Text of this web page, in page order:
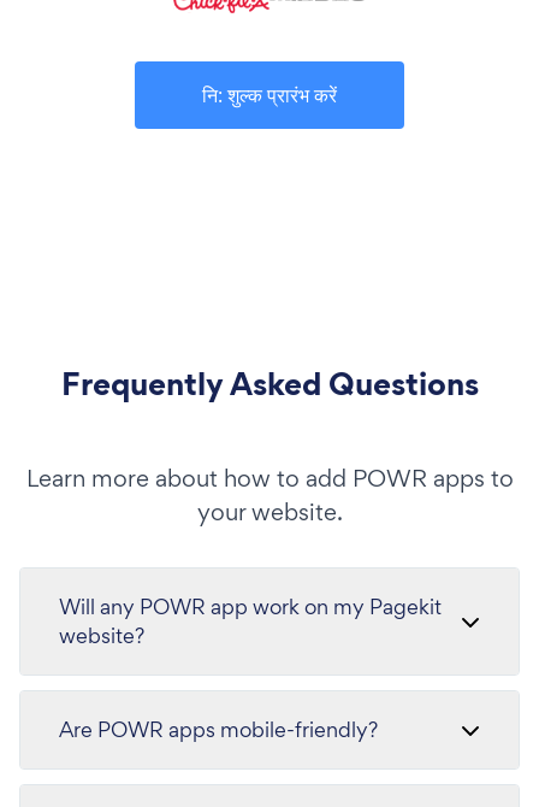
नि: शुल्क प्रारंभ करें
Frequently Asked Questions
Learn more about how to add POWR apps to
your website.
Will any POWR app work on my Pagekit
website?
Are POWR apps mobile-friendly?